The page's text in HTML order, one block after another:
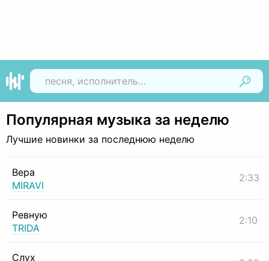
Популярная музыка за неделю
Лучшие новинки за последнюю неделю
Вера
MIRAVI
2:33
Ревную
TRIDA
2:10
Слух